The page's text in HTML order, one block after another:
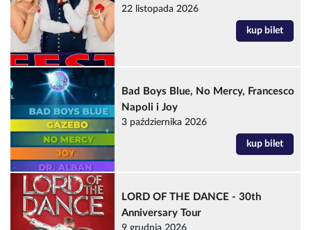
22 listopada 2026
kup bilet
Bad Boys Blue, No Mercy, Francesco
Napoli i Joy
3 października 2026
kup bilet
LORD OF THE DANCE - 30th
Anniversary Tour
9 grudnia 2026